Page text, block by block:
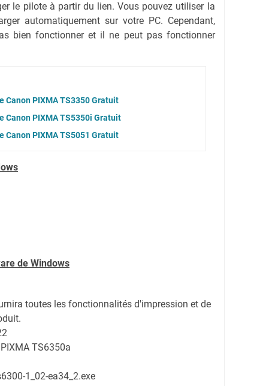
le pilote à partir du lien.Vous pouvez utiliser la
automatiquement sur votre PC. Cependant,
bien fonctionner et il ne peut pas fonctionner
Canon PIXMA TS3350 Gratuit
Canon PIXMA TS5350i Gratuit
PIXMA TS5051 Gratuit
de Windows
toutes les fonctionnalités d'impression et de
TS6350a
1_02-ea34_2.exe